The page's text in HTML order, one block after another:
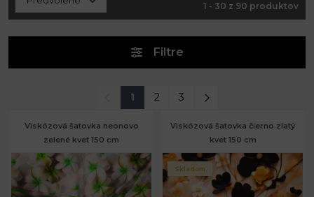
1 - 30 z 90 produktov
Filtre
1 2 3
Viskózová šatovka neonovo
zelené kvet 150 cm
Viskózová šatovka čierno zlatý
kvet 150 cm
Skladom